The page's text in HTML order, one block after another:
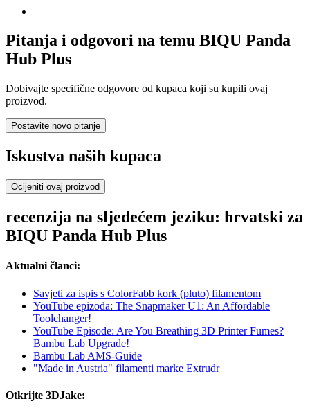
Pitanja i odgovori na temu BIQU Panda
Hub Plus
Dobivajte specifične odgovore od kupaca koji su kupili ovaj
proizvod.
Postavite novo pitanje
Iskustva naših kupaca
Ocijeniti ovaj proizvod
recenzija na sljedećem jeziku: hrvatski za
BIQU Panda Hub Plus
Aktualni članci:
Savjeti za ispis s ColorFabb kork (pluto) filamentom
YouTube epizoda: The Snapmaker U1: An Affordable
Toolchanger!
YouTube Episode: Are You Breathing 3D Printer Fumes?
Bambu Lab Upgrade!
Bambu Lab AMS-Guide
"Made in Austria" filamenti marke Extrudr
Otkrijte 3DJake: